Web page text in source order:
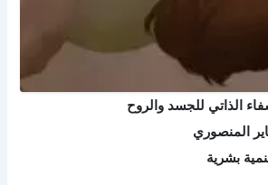
الذاتي للجسد والروح
المنصوري
بشرية